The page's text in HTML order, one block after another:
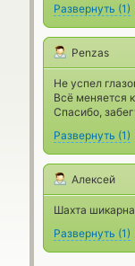
Развернуть (1)
Penzas
Не успел
Всё меняется
Спасибо,
Развернуть (1)
Алексей
Шахта
Развернуть (1)